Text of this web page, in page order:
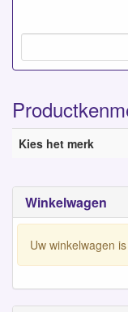
Winkelwagen
Uw winkelwagen
Kies het merk